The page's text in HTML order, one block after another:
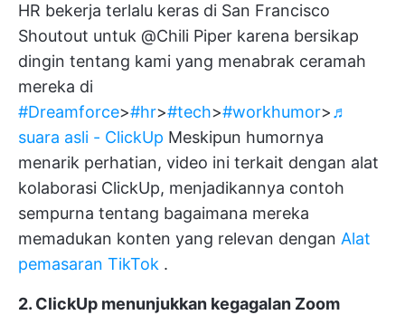
HR bekerja terlalu keras di San Francisco
Shoutout untuk @Chili Piper karena bersikap
dingin tentang kami yang menabrak ceramah
mereka di
#Dreamforce>#hr>#tech>#workhumor>♬
suara asli - ClickUp Meskipun humornya
menarik perhatian, video ini terkait dengan alat
kolaborasi ClickUp, menjadikannya contoh
sempurna tentang bagaimana mereka
memadukan konten yang relevan dengan Alat
pemasaran TikTok .
2. ClickUp menunjukkan kegagalan Zoom